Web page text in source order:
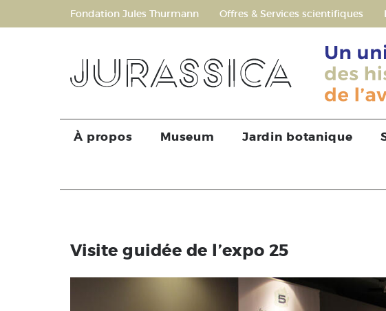
Fondation Jules Thurmann Offres & Services scientifiques
À propos Museum Jardin botanique
Visite guidée de l’expo 25